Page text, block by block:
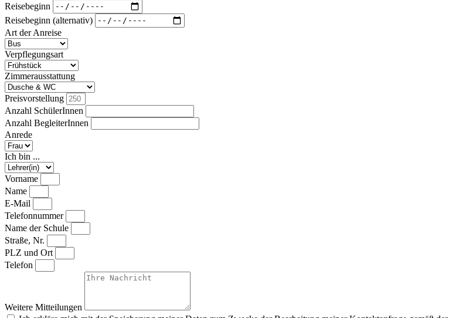
Reisebeginn
Reisebeginn (alternativ)
Art der Anreise
Verpflegungsart
Zimmerausstattung
Preisvorstellung
Anzahl SchülerInnen
Anzahl BegleiterInnen
Anrede
Ich bin ...
Vorname
Name
E-Mail
Telefonnummer
Name der Schule
Straße, Nr.
PLZ und Ort
Telefon
Weitere Mitteilungen